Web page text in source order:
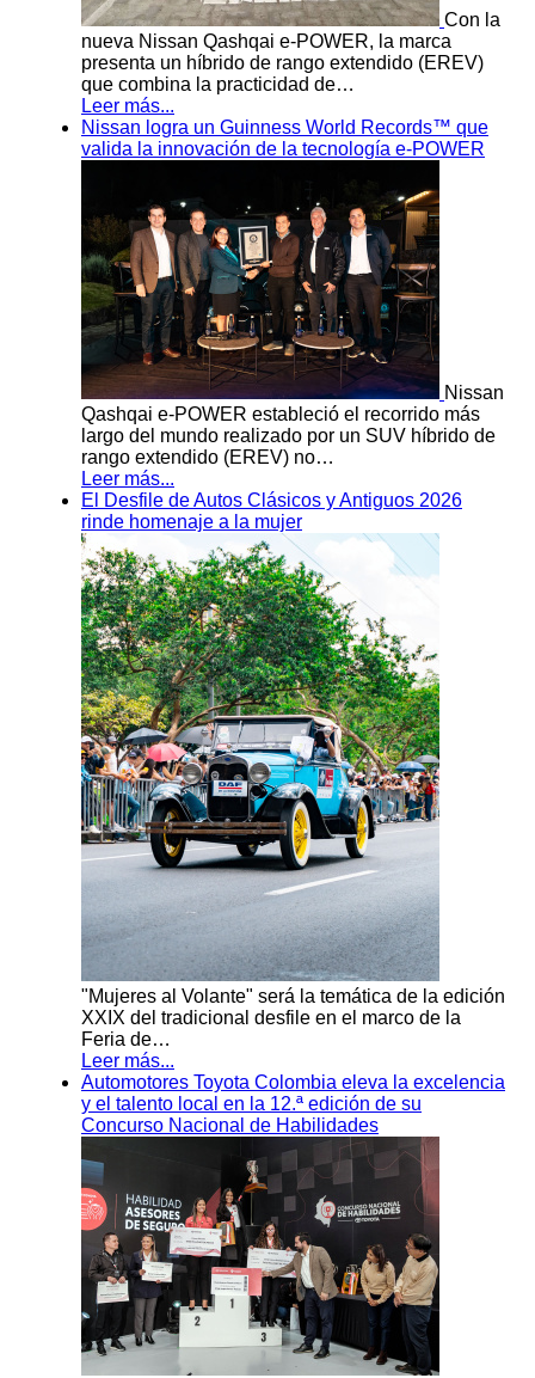
Con la
nueva Nissan Qashqai e-POWER, la marca
presenta un híbrido de rango extendido (EREV)
que combina la practicidad de…
Leer más...
Nissan logra un Guinness World Records™ que
valida la innovación de la tecnología e-POWER
Nissan
Qashqai e-POWER estableció el recorrido más
largo del mundo realizado por un SUV híbrido de
rango extendido (EREV) no…
Leer más...
El Desfile de Autos Clásicos y Antiguos 2026
rinde homenaje a la mujer
"Mujeres al Volante" será la temática de la edición
XXIX del tradicional desfile en el marco de la
Feria de…
Leer más...
Automotores Toyota Colombia eleva la excelencia
y el talento local en la 12.ª edición de su
Concurso Nacional de Habilidades